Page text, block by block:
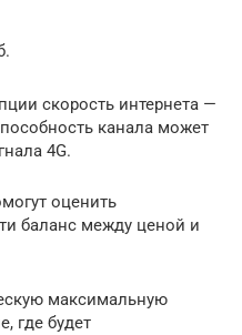
скорость интернета —
канала может
4G.
оценить
баланс между ценой и
максимальную
где будет